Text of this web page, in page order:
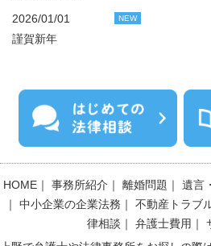
2026/01/01 NEW
謹賀新年
HOME 事務所紹介 離婚問題 遺言
中小企業の企業法務 不動産トラブ
律相談
弁護士費用